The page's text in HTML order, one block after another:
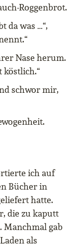
Roggenbrot.
da was …“,
Nase herum.
köstlich.“
schwor mir,
ich auf
Bücher in
hatte.
die zu kaputt
Manchmal gab
als